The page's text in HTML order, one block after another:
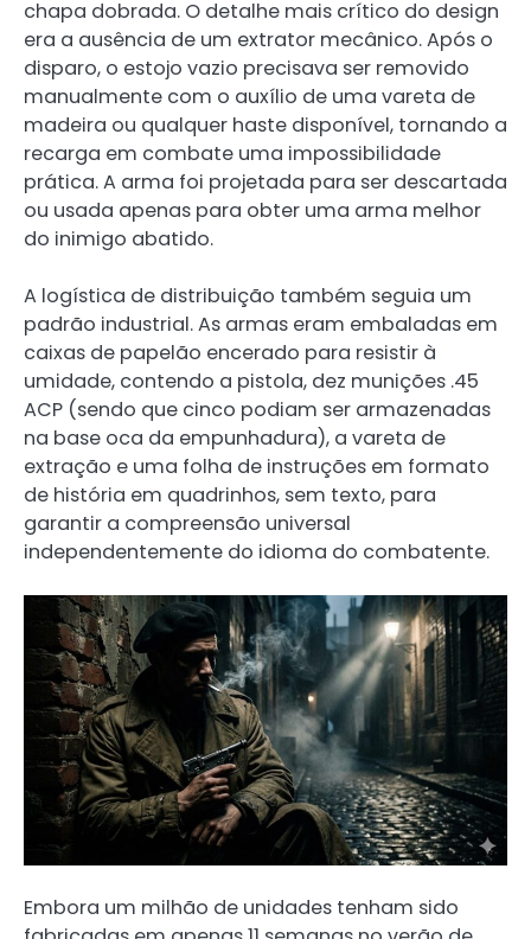
chapa dobrada. O detalhe mais crítico do design
era a ausência de um extrator mecânico. Após o
disparo, o estojo vazio precisava ser removido
manualmente com o auxílio de uma vareta de
madeira ou qualquer haste disponível, tornando a
recarga em combate uma impossibilidade
prática. A arma foi projetada para ser descartada
ou usada apenas para obter uma arma melhor
do inimigo abatido.
A logística de distribuição também seguia um
padrão industrial. As armas eram embaladas em
caixas de papelão encerado para resistir à
umidade, contendo a pistola, dez munições .45
ACP (sendo que cinco podiam ser armazenadas
na base oca da empunhadura), a vareta de
extração e uma folha de instruções em formato
de história em quadrinhos, sem texto, para
garantir a compreensão universal
independentemente do idioma do combatente.
Embora um milhão de unidades tenham sido